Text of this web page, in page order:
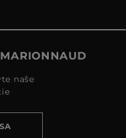
naše